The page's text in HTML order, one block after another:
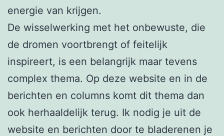
energie van krijgen.
De wisselwerking met het onbewuste, die
de dromen voortbrengt of feitelijk
inspireert, is een belangrijk maar tevens
complex thema. Op deze website en in de
berichten en columns komt dit thema dan
ook herhaaldelijk terug. Ik nodig je uit de
website en berichten door te bladerenen je